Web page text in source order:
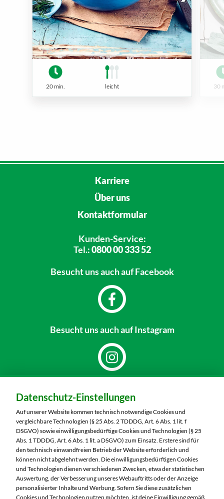
20 min. leicht 30
Karriere
Über uns
Kontaktformular
Kunden-Service:
Tel.:0800 00 333 52
Besucht unsauch auf Facebook
Besucht unsauch auf Instagram
MARKTKAUF Bautzen
Niederkainaer Straße 14
02625 Bautzen
Telefon:03591 6280
Markt ändern
Öffnungszeiten diese Woche:
Datenschutz-Einstellungen
Auf unserer Website kommen technisch notwendige Cookies und
vergleichbare Technologien (§ 25 Abs. 2 TDDDG, Art. 6 Abs. 1 lit. f
DSGVO) sowie einwilligungsbedürftige Cookies und Technologien (§ 25
Abs. 1 TDDDG, Art. 6 Abs. 1 lit. a DSGVO) zum Einsatz. Erstere sind für
den technisch einwandfreien Betrieb der Website erforderlich und
können nicht abgelehnt werden. Die einwilligungsbedürftigen Cookies
und Technologien dienen verschiedenen Zwecken, etwa der statistischen
Auswertung, der Verbesserung unseres Webauftritts oder der Anzeige
personalisierter Inhalte und Werbung. Sofern Sie diese zusätzlichen
Cookies und Technologien nutzen möchten, ist deine Einwilligung gemäß